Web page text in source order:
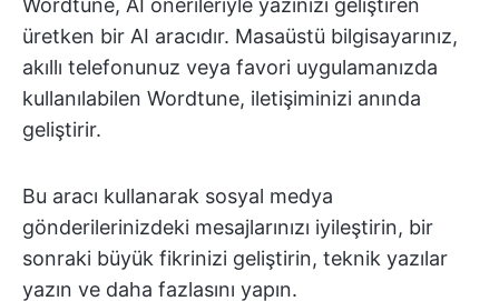
Wordtune, AI önerileriyle yazınızı geliştiren
üretken bir AI aracıdır. Masaüstü bilgisayarınız,
akıllı telefonunuz veya favori uygulamanızda
kullanılabilen Wordtune, iletişiminizi anında
geliştirir.
Bu aracı kullanarak sosyal medya
gönderilerinizdeki mesajlarınızı iyileştirin, bir
sonraki büyük fikrinizi geliştirin, teknik yazılar
yazın ve daha fazlasını yapın.